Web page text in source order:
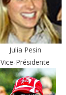
Julia Pesin
Vice-Présidente